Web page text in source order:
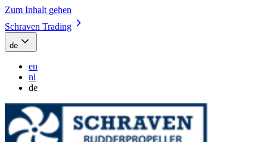
Zum Inhalt gehen
Schraven Trading
de
en
nl
de